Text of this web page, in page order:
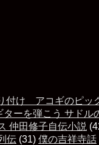
付け アコギのピッ
ターを弾こう サドル
仲田修子自伝小説
伝 (31) 僕の吉祥寺話